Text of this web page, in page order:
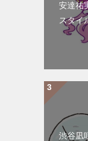
安達祐
スタイ
渋谷凪